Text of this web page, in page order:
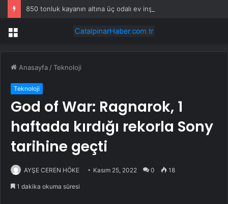
850 tonluk kayanın altına üç odalı ev inşa etti
Menü
Anasayfa /Teknoloji
Teknoloji
God of War: Ragnarok, 1
haftada kırdığı rekorla Sony
tarihine geçti
AYŞE CEREN HÖKE Kasım 25, 2022 0 18
1 dakika okuma süresi